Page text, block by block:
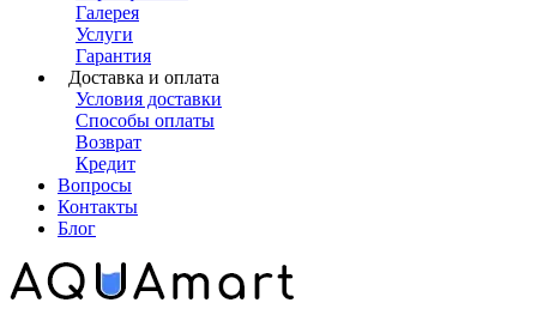
Галерея
Услуги
Гарантия
Доставка и оплата
Условия доставки
Способы оплаты
Возврат
Кредит
Вопросы
Контакты
Блог